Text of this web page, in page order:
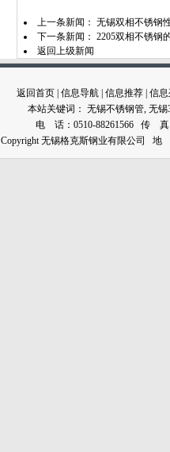
上一条新闻： 无锡双相不锈钢
下一条新闻： 2205双相不锈钢
返回上级新闻
返回首页 信息导航 信息推荐 信
本站关键词： 无锡不锈钢管, 无锡
电 话：0510-88261566 传 真
Copyright 无锡格克斯钢业有限公司